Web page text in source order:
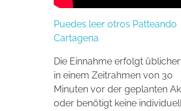
Puedes leer otros Patteando
Cartagena
Die Einnahme erfolgt
in einem Zeitrahmen von 30
Minuten vor der geplanten
oder benötigt keine